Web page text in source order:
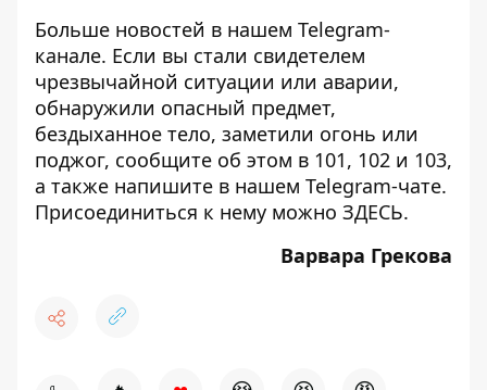
Больше новостей в нашем Telegram-
канале. Если вы стали свидетелем
чрезвычайной ситуации или аварии,
обнаружили опасный предмет,
бездыханное тело, заметили огонь или
поджог, сообщите об этом в 101, 102 и 103,
а также напишите в нашем Telegram-чате.
Присоединиться к нему можно ЗДЕСЬ.
Варвара Грекова